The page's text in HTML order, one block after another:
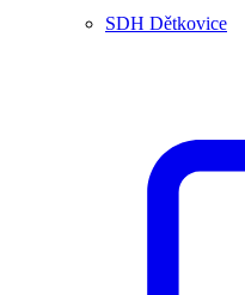
SDH Dětkovice